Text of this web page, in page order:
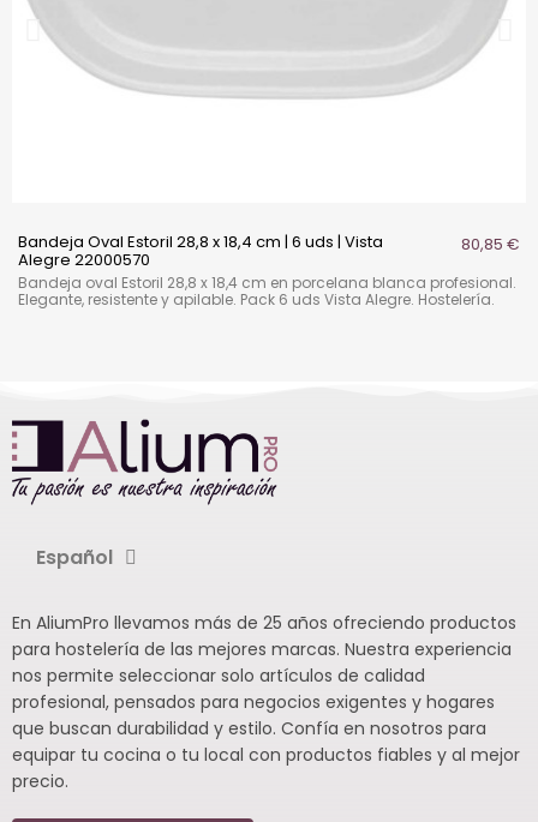
Bandeja Oval Estoril 28,8 x 18,4 cm | 6 uds | Vista
Alegre 22000570
80,85 €
Bandeja oval Estoril 28,8 x 18,4 cm en porcelana blanca profesional.
Elegante, resistente y apilable. Pack 6 uds Vista Alegre. Hostelería.
Español
En AliumPro llevamos más de 25 años ofreciendo productos
para hostelería de las mejores marcas. Nuestra experiencia
nos permite seleccionar solo artículos de calidad
profesional, pensados para negocios exigentes y hogares
que buscan durabilidad y estilo. Confía en nosotros para
equipar tu cocina o tu local con productos fiables y al mejor
precio.